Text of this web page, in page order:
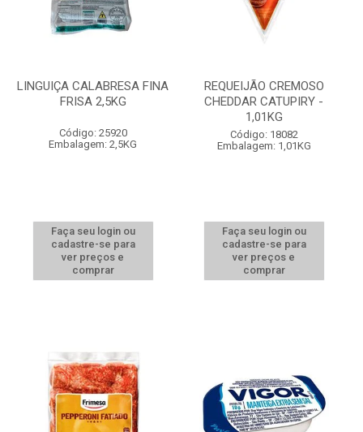
LINGUIÇA CALABRESA FINA
FRISA 2,5KG
Código: 25920
Embalagem: 2,5KG
Faça seu login ou
cadastre-se para
ver preços e
comprar
REQUEIJÃO CREMOSO
CHEDDAR CATUPIRY -
1,01KG
Código: 18082
Embalagem: 1,01KG
Faça seu login ou
cadastre-se para
ver preços e
comprar